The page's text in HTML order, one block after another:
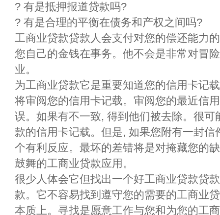
? 有是抵押报道贷款吗?
? 有是合理的平衡在债务和产权之间吗?
工商业贷款贷款人会支付对您的偿还能力
您自己的金钱在事务。他不会是非常对冒
业。
为工商业贷款它是重要知道您的信用卡记
将审阅您的信用卡记载。审阅您的最近信
误。如果有不一致, 得到他们被去除。很
款的信用卡记载。但是, 如果您附有一封
个有利反应。最坏的差错将是对掩藏您的
鼓舞的工商业贷款应用。
很少人体会它但找出一个好工商业贷款贷
款。它不容易找到遵守您的需要的工商业
本质上。寻找是愿意工作与您和为您的工